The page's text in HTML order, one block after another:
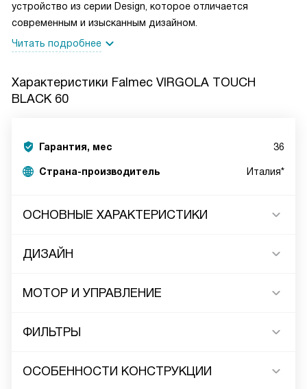
устройство из серии Design, которое отличается
современным и изысканным дизайном.
Читать подробнее
Характеристики Falmec VIRGOLA TOUCH
BLACK 60
Гарантия, мес 36
Страна-производитель Италия*
ОСНОВНЫЕ ХАРАКТЕРИСТИКИ
ДИЗАЙН
МОТОР И УПРАВЛЕНИЕ
ФИЛЬТРЫ
ОСОБЕННОСТИ КОНСТРУКЦИИ